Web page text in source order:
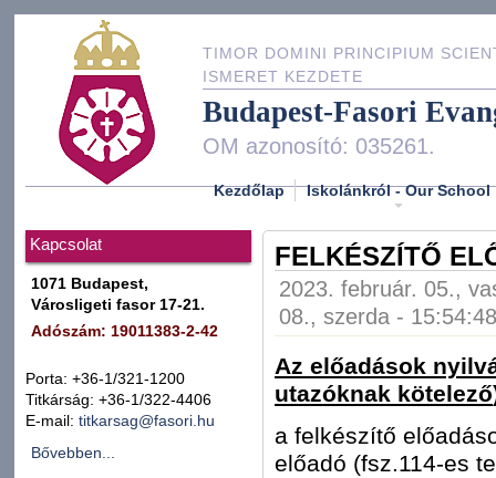
TIMOR DOMINI PRINCIPIUM
ISMERET KEZDETE
Budapest-Fasori
OM azonosító: 035261.
Kezdőlap Iskolánkról - Our School
Kapcsolat
1071 Budapest,
Városligeti fasor 17-21.
Adószám: 19011383-2-42
Porta: +36-1/321-1200
Titkárság: +36-1/322-4406
E-mail: titkarsag@fasori.hu
Bővebben...
FELKÉSZÍTŐ
2023. február. 05.,
08., szerda - 15:54:48
Az előadások
utazóknak kötelező
a felkészítő
előadó (fsz.114-es